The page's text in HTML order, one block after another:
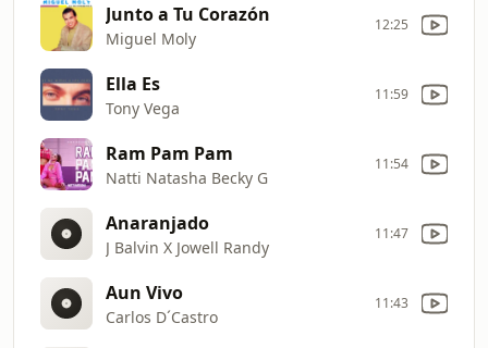
Junto a Tu Corazón
Miguel Moly
12:25
Ella Es
Tony Vega
11:59
Ram Pam Pam
Natti Natasha Becky G
11:54
Anaranjado
J Balvin X Jowell Randy
11:47
Aun Vivo
Carlos D´Castro
11:43